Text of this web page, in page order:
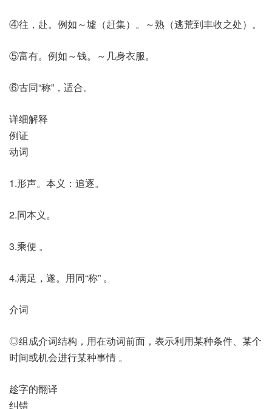
④往，赴。例如～墟（赶集）。～熟（逃荒到丰收之处）。
⑤富有。例如～钱。～几身衣服。
⑥古同“称”，适合。
详细解释
例证
动词
1.形声。本义：追逐。
2.同本义。
3.乘便 。
4.满足，遂。用同“称” 。
介词
◎组成介词结构，用在动词前面，表示利用某种条件、某个
时间或机会进行某种事情 。
趁字的翻译
纠错